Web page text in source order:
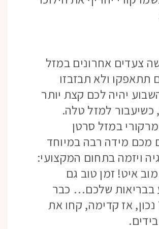
צעדים אחרונים במזל
תתאפקו ולא תבזבזו
יהיה לכם קצת יותר
למזל טלה.
במזל סרטן
מכם מידה רבה במיוחד
ויזמה בתחום המקצועי:
איט! זמן טוב גם
בבריאות שלכם… כבר
אז קדימה, קחו את